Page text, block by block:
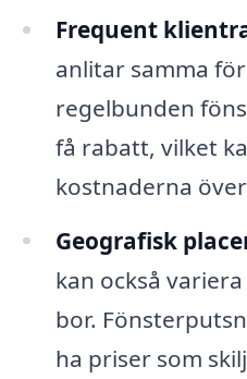
Frequent
anlitar samma
regelbunden
få rabatt, vilket
kostnaderna
Geografisk
kan också
bor.
ha priser som